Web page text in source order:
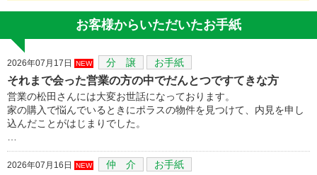
お客様からいただいたお手紙
2026年07月17日 NEW 分 譲 お手紙
それまで会った営業の方の中でだんとつですてきな方
営業の松田さんには大変お世話になっております。
家の購入で悩んでいるときにポラスの物件を見つけて、内見を申し
込んだことがはじまりでした。
2026年07月16日 NEW 仲 介 お手紙